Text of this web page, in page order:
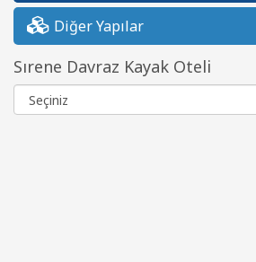
Diğer Yapılar
Sırene Davraz Kayak Oteli